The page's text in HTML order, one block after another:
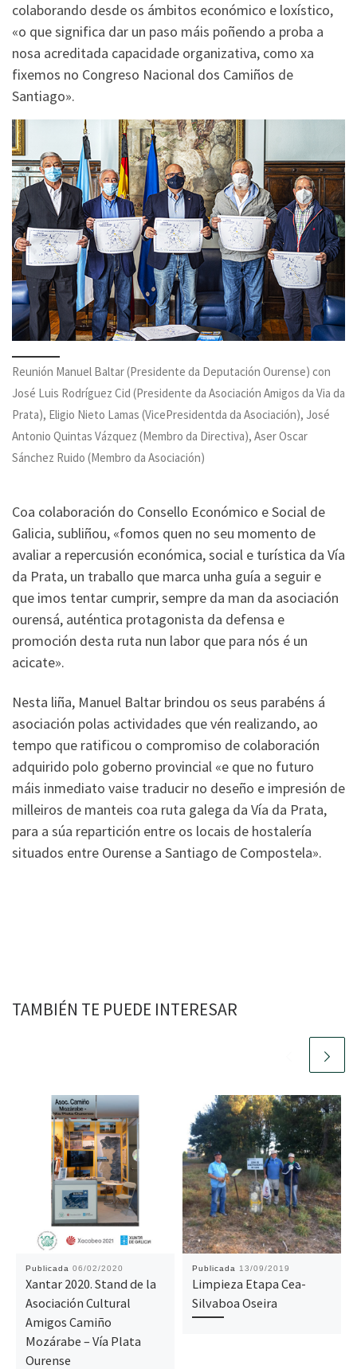
colaborando desde os ámbitos económico e loxístico,
«o que significa dar un paso máis poñendo a proba a
nosa acreditada capacidade organizativa, como xa
fixemos no Congreso Nacional dos Camiños de
Santiago».
Reunión Manuel Baltar (Presidente da Deputación Ourense) con
José Luis Rodríguez Cid (Presidente da Asociación Amigos da Via da
Prata), Eligio Nieto Lamas (VicePresidentda da Asociación), José
Antonio Quintas Vázquez (Membro da Directiva), Aser Oscar
Sánchez Ruido (Membro da Asociación)
Coa colaboración do Consello Económico e Social de
Galicia, subliñou, «fomos quen no seu momento de
avaliar a repercusión económica, social e turística da Vía
da Prata, un traballo que marca unha guía a seguir e
que imos tentar cumprir, sempre da man da asociación
ourensá, auténtica protagonista da defensa e
promoción desta ruta nun labor que para nós é un
acicate».
Nesta liña, Manuel Baltar brindou os seus parabéns á
asociación polas actividades que vén realizando, ao
tempo que ratificou o compromiso de colaboración
adquirido polo goberno provincial «e que no futuro
máis inmediato vaise traducir no deseño e impresión de
milleiros de manteis coa ruta galega da Vía da Prata,
para a súa repartición entre os locais de hostalería
situados entre Ourense a Santiago de Compostela».
TAMBIÉN TE PUEDE INTERESAR
Publicada 06/02/2020
Xantar 2020. Stand de la
Asociación Cultural
Amigos Camiño
Mozárabe – Vía Plata
Ourense
Publicada 13/09/2019
Limpieza Etapa Cea-
Silvaboa Oseira